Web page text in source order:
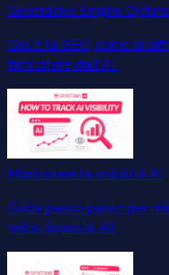
Generative Engine
Cos'è la GEO, come si
farti citare dall'AI.
Monitorare la visibilità AI
Guida passo passo per
nelle risposte AI.